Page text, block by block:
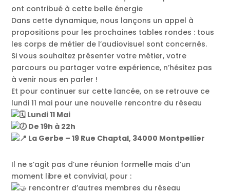
ont contribué à cette belle énergie
Dans cette dynamique, nous lançons un appel à
propositions pour les prochaines tables rondes : tous
les corps de métier de l’audiovisuel sont concernés.
Si vous souhaitez présenter votre métier, votre
parcours ou partager votre expérience, n’hésitez pas
à venir nous en parler !
Et pour continuer sur cette lancée, on se retrouve ce
lundi 11 mai pour une nouvelle rencontre du réseau
Lundi 11 Mai
De 19h à 22h
La Gerbe – 19 Rue Chaptal, 34000 Montpellier
Il ne s’agit pas d’une réunion formelle mais d’un
moment libre et convivial, pour :
rencontrer d’autres membres du réseau